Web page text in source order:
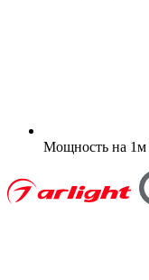
Мощность на 1м